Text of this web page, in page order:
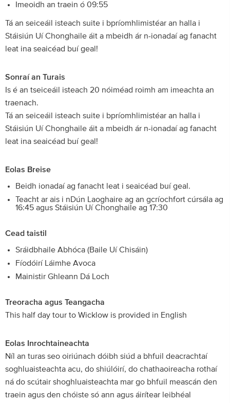
Imeoidh an traein ó 09:55
Tá an seiceáil isteach suite i bpríomhlimistéar an halla i
Stáisiún Uí Chonghaile áit a mbeidh ár n-ionadaí ag fanacht
leat ina seaicéad buí geal!
Sonraí an Turais
Is é an tseiceáil isteach 20 nóiméad roimh am imeachta an
traenach.
Tá an seiceáil isteach suite i bpríomhlimistéar an halla i
Stáisiún Uí Chonghaile áit a mbeidh ár n-ionadaí ag fanacht
leat ina seaicéad buí geal!
Eolas Breise
Beidh ionadaí ag fanacht leat i seaicéad buí geal.
Teacht ar ais i nDún Laoghaire ag an gcríochfort cúrsála ag
16:45 agus Stáisiún Uí Chonghaile ag 17:30
Cead taistil
Sráidbhaile Abhóca (Baile Uí Chisáin)
Fíodóirí Láimhe Avoca
Mainistir Ghleann Dá Loch
Treoracha agus Teangacha
This half day tour to Wicklow is provided in English
Eolas Inrochtaineachta
Níl an turas seo oiriúnach dóibh siúd a bhfuil deacrachtaí
soghluaisteachta acu, do shiúlóirí, do chathaoireacha rothaí
ná do scútair shoghluaisteachta mar go bhfuil meascán den
traein agus den chóiste só ann agus áirítear leibhéal